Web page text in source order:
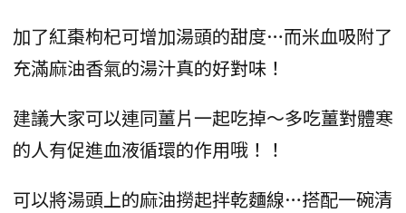
加了紅棗枸杞可增加湯頭的甜度…而米血吸附了
充滿麻油香氣的湯汁真的好對味！
建議大家可以連同薑片一起吃掉～多吃薑對體寒
的人有促進血液循環的作用哦！！
可以將湯頭上的麻油撈起拌乾麵線…搭配一碗清